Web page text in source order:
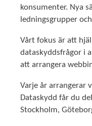
konsumenter. Nya
ledningsgrupper
Vårt fokus är att
dataskyddsfrågor i
att arrangera
Varje år arrangerar
Dataskydd får du
Stockholm,